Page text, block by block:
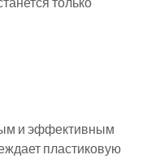
и эффективным
пластиковую